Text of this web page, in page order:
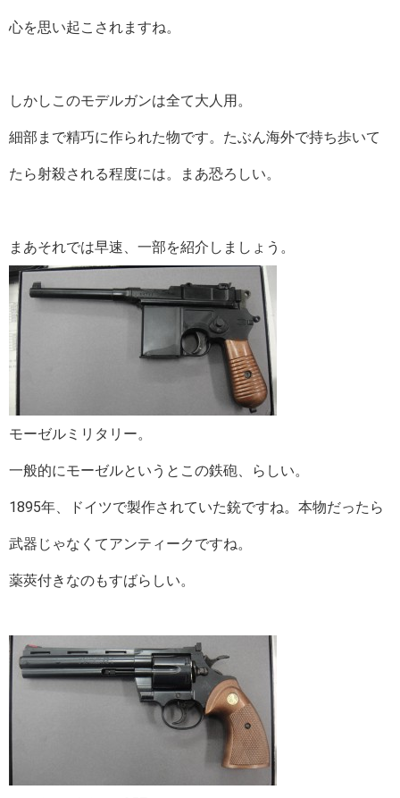
心を思い起こされますね。
しかしこのモデルガンは全て大人用。
細部まで精巧に作られた物です。たぶん海外で持ち歩いて
たら射殺される程度には。まあ恐ろしい。
まあそれでは早速、一部を紹介しましょう。
モーゼルミリタリー。
一般的にモーゼルというとこの鉄砲、らしい。
1895年、ドイツで製作されていた銃ですね。本物だったら
武器じゃなくてアンティークですね。
薬莢付きなのもすばらしい。